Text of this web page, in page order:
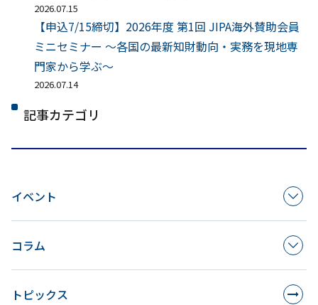
2026.07.15
【申込7/15締切】2026年度 第1回 JIPA海外賛助会員
ミニセミナー ～各国の最新知財動向・実務を現地専
門家から学ぶ～
2026.07.14
記事カテゴリ
イベント
コラム
トピックス